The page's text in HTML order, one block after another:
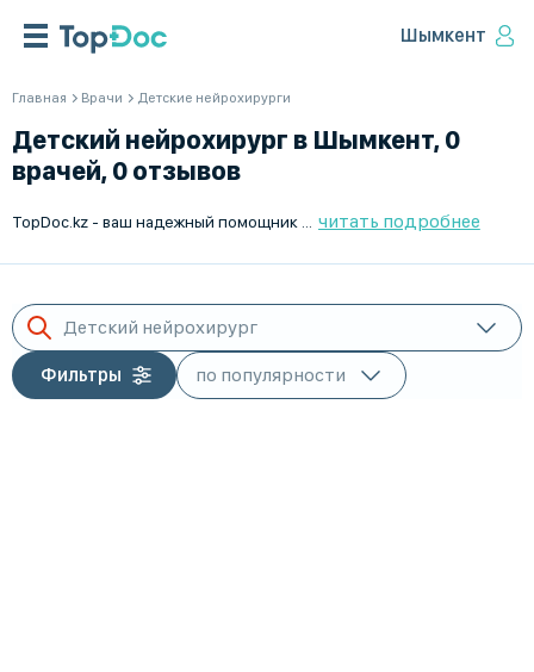
Шымкент
Главная Врачи Детские нейрохирурги
Детский нейрохирург в Шымкент, 0
врачей, 0 отзывов
читать подробнее
Детский нейрохирург
Фильтры